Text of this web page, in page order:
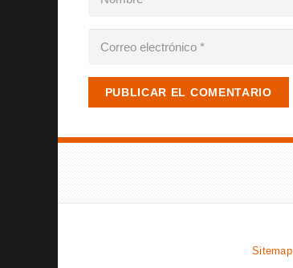
PUBLICAR EL COMENTARIO
Sitemap